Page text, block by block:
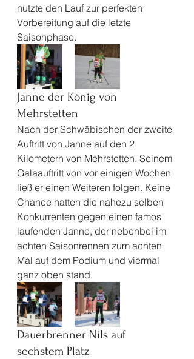
nutzte den Lauf zur perfekten
Vorbereitung auf die letzte
Saisonphase.
Janne der König von
Mehrstetten
Nach der Schwäbischen der zweite
Auftritt von Janne auf den 2
Kilometern von Mehrstetten. Seinem
Galaauftritt von vor einigen Wochen
ließ er einen Weiteren folgen. Keine
Chance hatten die nahezu selben
Konkurrenten gegen einen famos
laufenden Janne, der nebenbei im
achten Saisonrennen zum achten
Mal auf dem Podium und viermal
ganz oben stand.
Dauerbrenner Nils auf
sechstem Platz